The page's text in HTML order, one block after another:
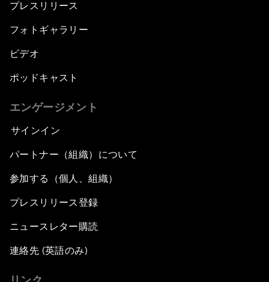
プレスリリース
フォトギャラリー
ビデオ
ポッドキャスト
エンゲージメント
サインイン
パートナー（組織）について
参加する（個人、組織）
プレスリリース登録
ニュースレター購読
連絡先 (英語のみ)